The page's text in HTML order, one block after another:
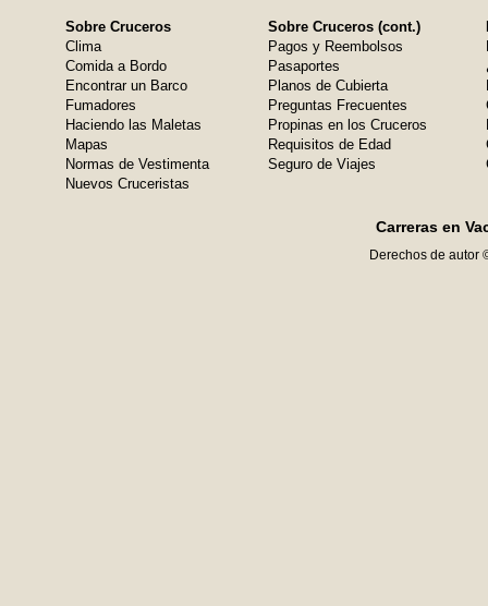
Sobre Cruceros
Clima
Comida a Bordo
Encontrar un Barco
Fumadores
Haciendo las Maletas
Mapas
Normas de Vestimenta
Nuevos Cruceristas
Sobre Cruceros (cont.)
Pagos y Reembolsos
Pasaportes
Planos de Cubierta
Preguntas Frecuentes
Propinas en los Cruceros
Requisitos de Edad
Seguro de Viajes
Carreras en
Derechos de autor